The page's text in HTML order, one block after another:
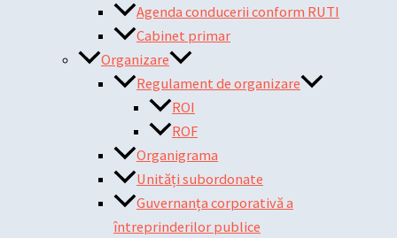
Agenda conducerii conform RUTI
Cabinet primar
Organizare
Regulament de organizare
ROI
ROF
Organigrama
Unități subordonate
Guvernanța corporativă a
întreprinderilor publice